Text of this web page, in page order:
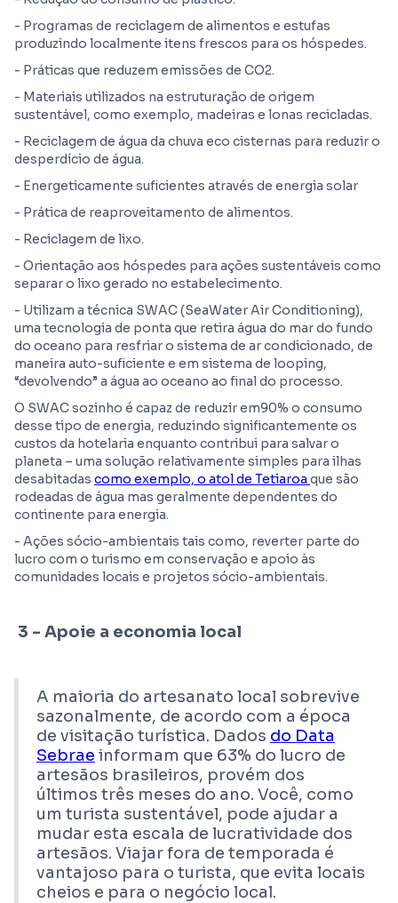
- Programas de reciclagem de alimentos e estufas
produzindo localmente itens frescos para os hóspedes.
- Práticas que reduzem emissões de CO2.
- Materiais utilizados na estruturação de origem
sustentável, como exemplo, madeiras e lonas recicladas.
- Reciclagem de água da chuva eco cisternas para reduzir o
desperdício de água.
- Energeticamente suficientes através de energia solar
- Prática de reaproveitamento de alimentos.
- Reciclagem de lixo.
- Orientação aos hóspedes para ações sustentáveis como
separar o lixo gerado no estabelecimento.
- Utilizam a técnica SWAC (SeaWater Air Conditioning),
uma tecnologia de ponta que retira água do mar do fundo
do oceano para resfriar o sistema de ar condicionado, de
maneira auto-suficiente e em sistema de looping,
“devolvendo” a água ao oceano ao final do processo.
O SWAC sozinho é capaz de reduzir em90% o consumo
desse tipo de energia, reduzindo significantemente os
custos da hotelaria enquanto contribui para salvar o
planeta – uma solução relativamente simples para ilhas
desabitadas como exemplo, o atol de Tetiaroa que são
rodeadas de água mas geralmente dependentes do
continente para energia.
- Ações sócio-ambientais tais como, reverter parte do
lucro com o turismo em conservação e apoio às
comunidades locais e projetos sócio-ambientais.
3 - Apoie a economia local
A maioria do artesanato local sobrevive
sazonalmente, de acordo com a época
de visitação turística. Dados do Data
Sebrae informam que 63% do lucro de
artesãos brasileiros, provém dos
últimos três meses do ano. Você, como
um turista sustentável, pode ajudar a
mudar esta escala de lucratividade dos
artesãos. Viajar fora de temporada é
vantajoso para o turista, que evita locais
cheios e para o negócio local.